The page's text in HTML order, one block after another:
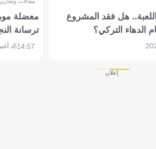
هل فقد المشروع
الدهاء التركي؟
معضلة
ترسانة
14:576 أغسطس 2026
إعلان